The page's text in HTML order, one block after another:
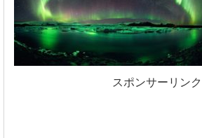
スポンサーリンク